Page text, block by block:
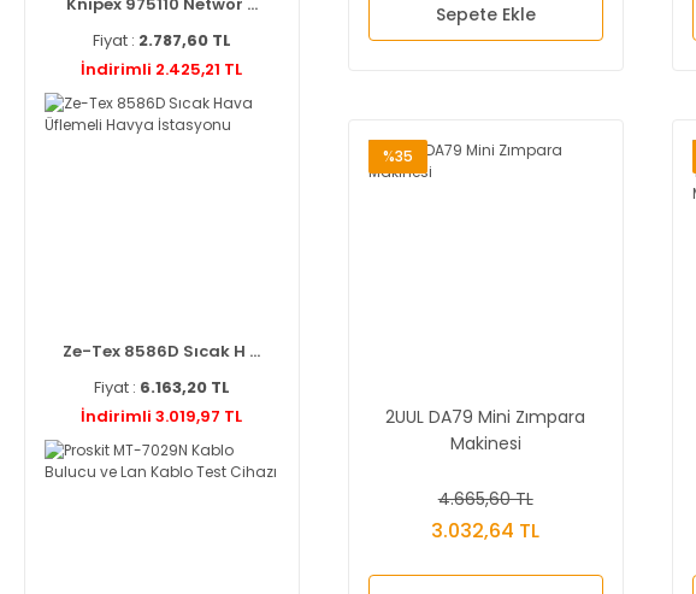
Knipex 975110 Networ ...
Fiyat : 2.787,60 TL
İndirimli 2.425,21 TL
Ze-Tex 8586D Sıcak H ...
Fiyat : 6.163,20 TL
İndirimli 3.019,97 TL
Sepete Ekle
%35
2UUL DA79 Mini Zımpara
Makinesi
4.665,60 TL
3.032,64 TL